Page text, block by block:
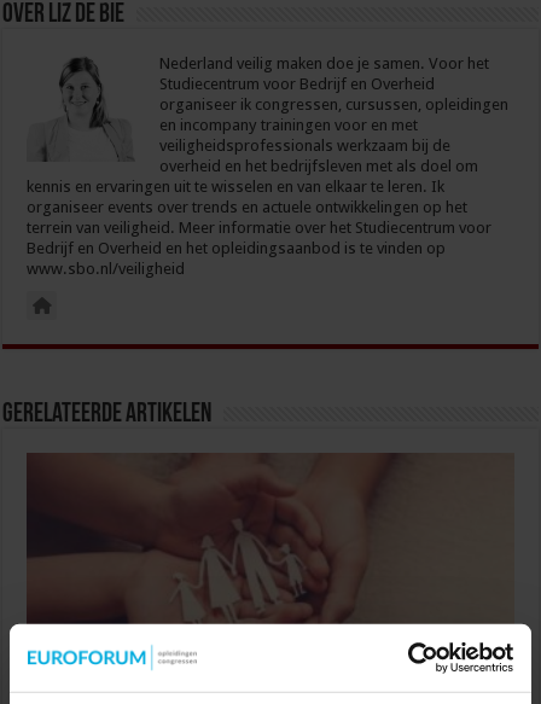
Over Liz de Bie
Nederland veilig maken doe je samen. Voor het
Studiecentrum voor Bedrijf en Overheid
organiseer ik congressen, cursussen, opleidingen
en incompany trainingen voor en met
veiligheidsprofessionals werkzaam bij de
overheid en het bedrijfsleven met als doel om
kennis en ervaringen uit te wisselen en van elkaar te leren. Ik
organiseer events over trends en actuele ontwikkelingen op het
terrein van veiligheid. Meer informatie over het Studiecentrum voor
Bedrijf en Overheid en het opleidingsaanbod is te vinden op
www.sbo.nl/veiligheid
Gerelateerde Artikelen